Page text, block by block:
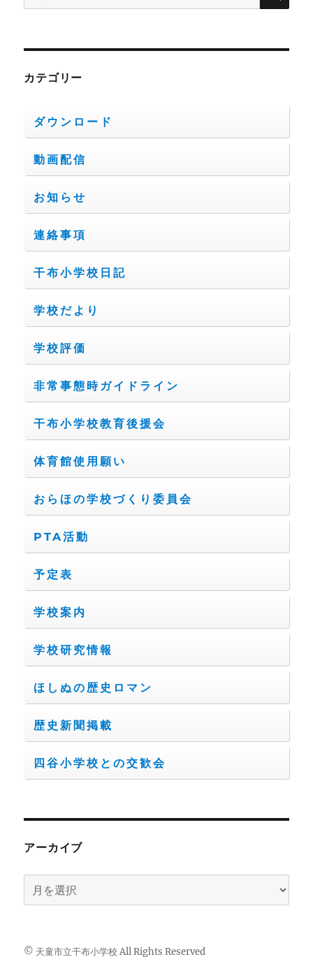
索:
カテゴリー
ダウンロード
動画配信
お知らせ
連絡事項
干布小学校日記
学校だより
学校評価
非常事態時ガイドライン
干布小学校教育後援会
体育館使用願い
おらほの学校づくり委員会
PTA活動
予定表
学校案内
学校研究情報
ほしぬの歴史ロマン
歴史新聞掲載
四谷小学校との交歓会
アーカイブ
ー
イ
© 天童市立干布小学校 All Rights Reserved